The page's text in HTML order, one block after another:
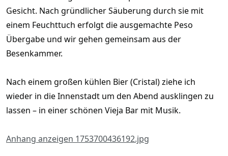
Gesicht. Nach gründlicher Säuberung durch sie mit
einem Feuchttuch erfolgt die ausgemachte Peso
Übergabe und wir gehen gemeinsam aus der
Besenkammer.
Nach einem großen kühlen Bier (Cristal) ziehe ich
wieder in die Innenstadt um den Abend ausklingen zu
lassen – in einer schönen Vieja Bar mit Musik.
Anhang anzeigen 1753700436192.jpg